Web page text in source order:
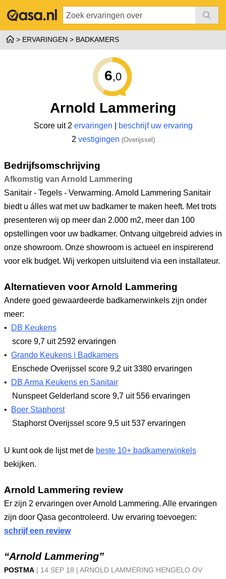
ERVARINGEN BADKAMERS
6,0
Arnold Lammering
Score uit 2 ervaringen
beschrijf uw ervaring
2 vestigingen (Overijssel)
Bedrijfsomschrijving
Afkomstig van Arnold Lammering
Sanitair - Tegels - Verwarming. Arnold Lammering Sanitair
biedt u álles wat met uw badkamer te maken heeft. Met trots
presenteren wij op meer dan 2.000 m2, meer dan 100
opstellingen voor uw badkamer. Ontvang uitgebreid advies in
onze showroom. Onze showroom is actueel en inspirerend
voor elk budget. Wij verkopen uitsluitend via een installateur.
Alternatieven voor Arnold Lammering
Andere goed gewaardeerde badkamerwinkels zijn onder
meer:
•
DB Keukens
score 9,7 uit 2592 ervaringen
• Grando Keukens | Badkamers
Enschede Overijssel score 9,2 uit 3380 ervaringen
•
DB Arma Keukens en Sanitair
Nunspeet Gelderland score 9,7 uit 556 ervaringen
•
Boer Staphorst
Staphorst Overijssel score 9,5 uit 537 ervaringen
U kunt ook de lijst met de beste 10+ badkamerwinkels
bekijken.
Arnold Lammering review
Er zijn 2 ervaringen over Arnold Lammering. Alle ervaringen
zijn door Qasa gecontroleerd. Uw ervaring toevoegen:
schrijf een review
“Arnold Lammering”
POSTMA | 14 SEP 18 | ARNOLD LAMMERING HENGELO OV